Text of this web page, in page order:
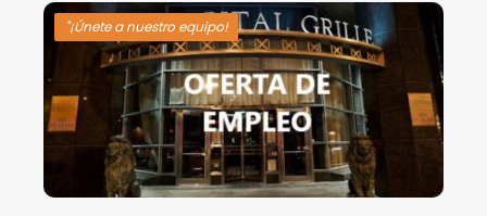
"¡Únete a nuestro equipo!